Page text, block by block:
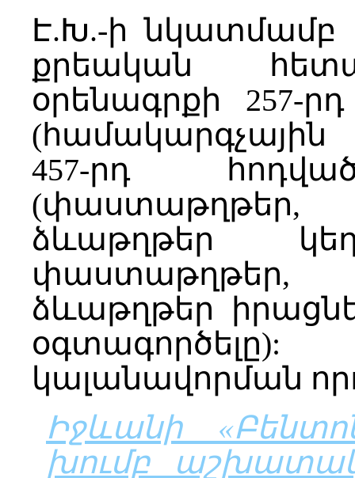
Է.Խ.-ի նկատմամբ
քրեական
օրենագրքի 257-
(համակարգչային
457-րդ
(փաստաթղթեր,
ձևաթղթեր
փաստաթղթեր,
ձևաթղթեր
կալանավորման
Իջևանի
խումբ